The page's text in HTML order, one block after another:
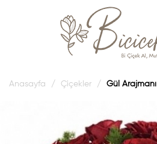
Anasayfa Çiçekler Gül Arajmanı